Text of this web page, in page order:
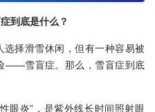
到底是什么？
择滑雪休闲，但有一种容易被
——雪盲症。那么，雪盲症到底
眼炎”，是紫外线长时间照射眼